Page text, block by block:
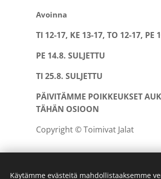
Avoinna
TI 12-17, KE 13-17, TO 12-17, PE
PE 14.8. SULJETTU
TI 25.8. SULJETTU
PÄIVITÄMME POIKKEUKSET
TÄHÄN OSIOON
Copyright © Toimivat Jalat
Käytämme evästeitä mahdollistaaksemme